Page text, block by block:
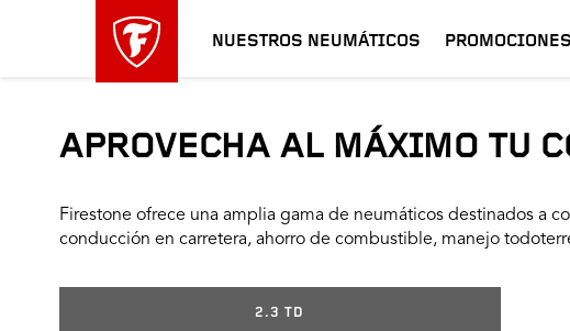
NUESTROS NEUMÁTICOS PROMOCIONES
APROVECHA AL MÁXIMO TU
Firestone ofrece una amplia gama de neumáticos destinados a
conducción en carretera, ahorro de combustible, manejo
2.3 TD